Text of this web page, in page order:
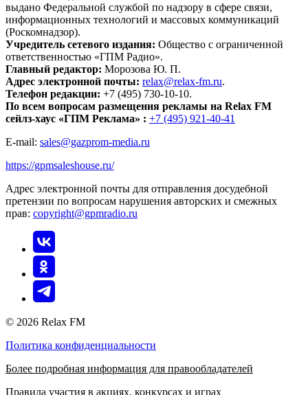
выдано Федеральной службой по надзору в сфере связи,
информационных технологий и массовых коммуникаций
(Роскомнадзор).
Учредитель сетевого издания: Общество с ограниченной
ответственностью «ГПМ Радио».
Главный редактор: Морозова Ю. П.
Адрес электронной почты: relax@relax-fm.ru.
Телефон редакции: +7 (495) 730-10-10.
По всем вопросам размещения рекламы на Relax FM
сейлз-хаус «ГПМ Реклама» : +7 (495) 921-40-41
E-mail: sales@gazprom-media.ru
https://gpmsaleshouse.ru/
Адрес электронной почты для отправления досудебной
претензии по вопросам нарушения авторских и смежных
прав: copyright@gpmradio.ru
© 2026 Relax FM
Политика конфиденциальности
Более подробная информация для правообладателей
Правила участия в акциях, конкурсах и играх